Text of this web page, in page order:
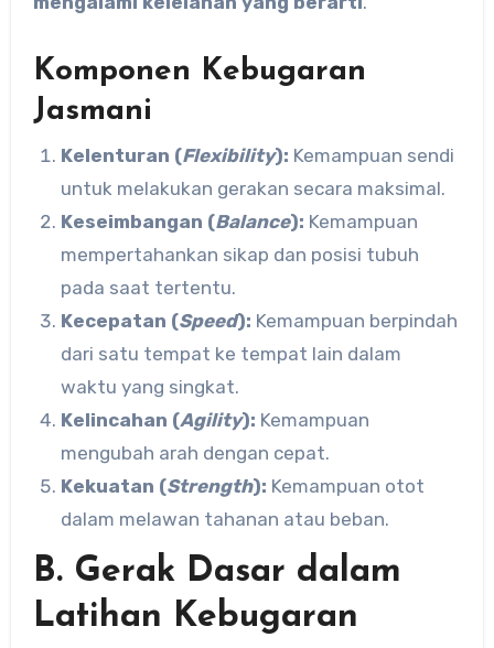
Komponen Kebugaran
Jasmani
Kelenturan (Flexibility): Kemampuan sendi
untuk melakukan gerakan secara maksimal.
Keseimbangan (Balance): Kemampuan
mempertahankan sikap dan posisi tubuh
pada saat tertentu.
Kecepatan (Speed): Kemampuan berpindah
dari satu tempat ke tempat lain dalam
waktu yang singkat.
Kelincahan (Agility): Kemampuan
mengubah arah dengan cepat.
Kekuatan (Strength): Kemampuan otot
dalam melawan tahanan atau beban.
B. Gerak Dasar dalam
Latihan Kebugaran